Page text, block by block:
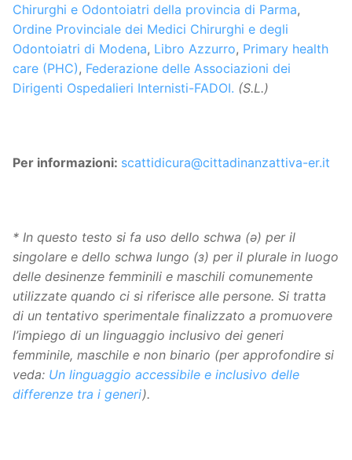
Chirurghi e Odontoiatri della provincia di Parma,
Ordine Provinciale dei Medici Chirurghi e degli
Odontoiatri di Modena, Libro Azzurro, Primary health
care (PHC), Federazione delle Associazioni dei
Dirigenti Ospedalieri Internisti-FADOI. (S.L.)
Per informazioni: scattidicura@cittadinanzattiva-er.it
* In questo testo si fa uso dello schwa (ə) per il
singolare e dello schwa lungo (з) per il plurale in luogo
delle desinenze femminili e maschili comunemente
utilizzate quando ci si riferisce alle persone. Si tratta
di un tentativo sperimentale finalizzato a promuovere
l’impiego di un linguaggio inclusivo dei generi
femminile, maschile e non binario (per approfondire si
veda: Un linguaggio accessibile e inclusivo delle
differenze tra i generi).